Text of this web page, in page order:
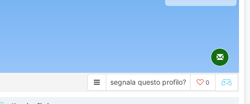
segnala questo profilo? 0